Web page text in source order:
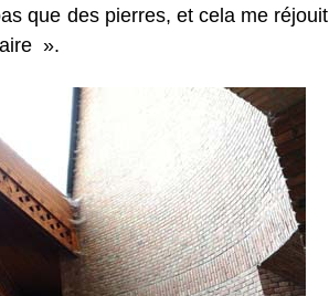
que des pierres, et cela me réjouit
».